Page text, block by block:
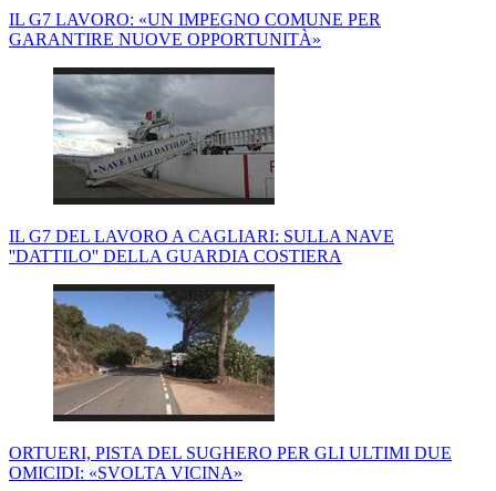
IL G7 LAVORO: «UN IMPEGNO COMUNE PER
GARANTIRE NUOVE OPPORTUNITÀ»
IL G7 DEL LAVORO A CAGLIARI: SULLA NAVE
''DATTILO'' DELLA GUARDIA COSTIERA
ORTUERI, PISTA DEL SUGHERO PER GLI ULTIMI DUE
OMICIDI: «SVOLTA VICINA»